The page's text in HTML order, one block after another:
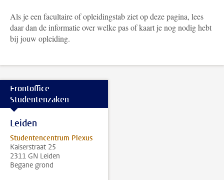
Als je een facultaire of opleidingstab ziet op deze pagina, lees
daar dan de informatie over welke pas of kaart je nog nodig hebt
bij jouw opleiding.
Frontoffice
Studentenzaken
Leiden
Studentencentrum Plexus
Kaiserstraat 25
2311 GN Leiden
Begane grond